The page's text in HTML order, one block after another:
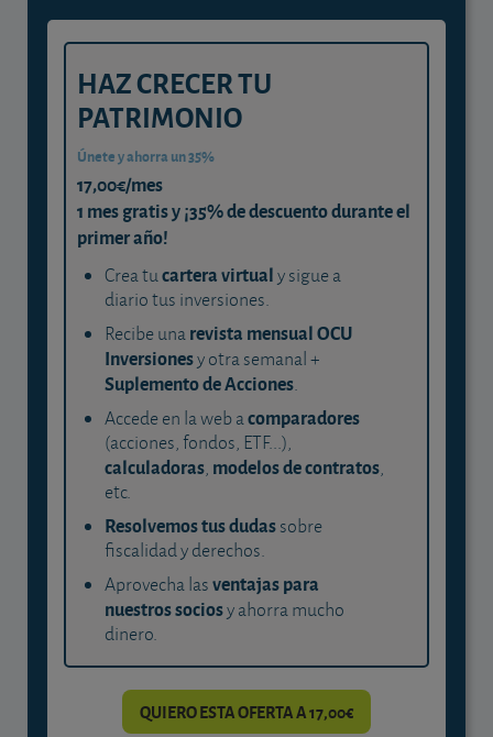
HAZ CRECER TU
PATRIMONIO
Únete y ahorra un 35%
17,00€/mes
1 mes gratis y ¡35% de descuento durante el
primer año!
Crea tucartera virtualy sigue a
diario tus inversiones.
Recibe unarevista mensual OCU
Inversionesy otra semanal +
Suplemento de Acciones.
Accede en la web acomparadores
(acciones, fondos, ETF...),
calculadoras, modelos de contratos,
etc.
Resolvemos tus dudassobre
fiscalidad y derechos.
Aprovecha lasventajas para
nuestros sociosy ahorra mucho
dinero.
QUIERO ESTA OFERTA A 17,00€